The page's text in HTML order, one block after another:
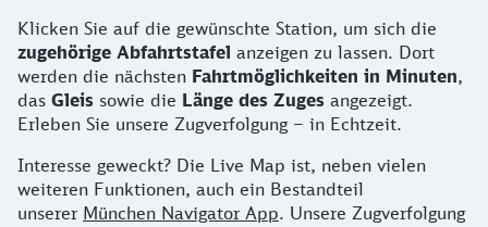
Klicken Sie auf die gewünschte Station, um sich die
zugehörige Abfahrtstafel anzeigen zu lassen. Dort
werden die nächsten Fahrtmöglichkeiten in Minuten,
das Gleis sowie die Länge des Zuges angezeigt.
Erleben Sie unsere Zugverfolgung – in Echtzeit.
Interesse geweckt? Die Live Map ist, neben vielen
weiteren Funktionen, auch ein Bestandteil
unserer München Navigator App. Unsere Zugverfolgung